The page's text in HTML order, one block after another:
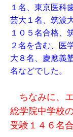
１名、東京医科
芸大１名、筑波
１０５名合格、
２名を含む、医
大８名、慶應義
名などでした。
ちなみに、
総学院中学校
受験１４６名